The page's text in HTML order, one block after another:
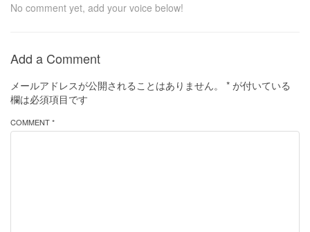
No comment yet, add your voice below!
Add a Comment
メールアドレスが公開されることはありません。 * が付いている
欄は必須項目です
COMMENT *